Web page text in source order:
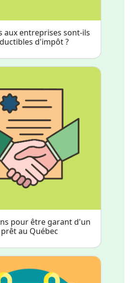
aux entreprises sont-ils
d'impôt ?
pour être garant d'un
prêt au Québec